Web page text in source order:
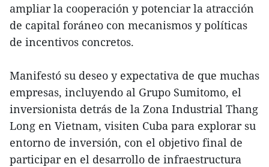
ampliar la cooperación y potenciar la atracción
de capital foráneo con mecanismos y políticas
de incentivos concretos.
Manifestó su deseo y expectativa de que muchas
empresas, incluyendo al Grupo Sumitomo, el
inversionista detrás de la Zona Industrial Thang
Long en Vietnam, visiten Cuba para explorar su
entorno de inversión, con el objetivo final de
participar en el desarrollo de infraestructura